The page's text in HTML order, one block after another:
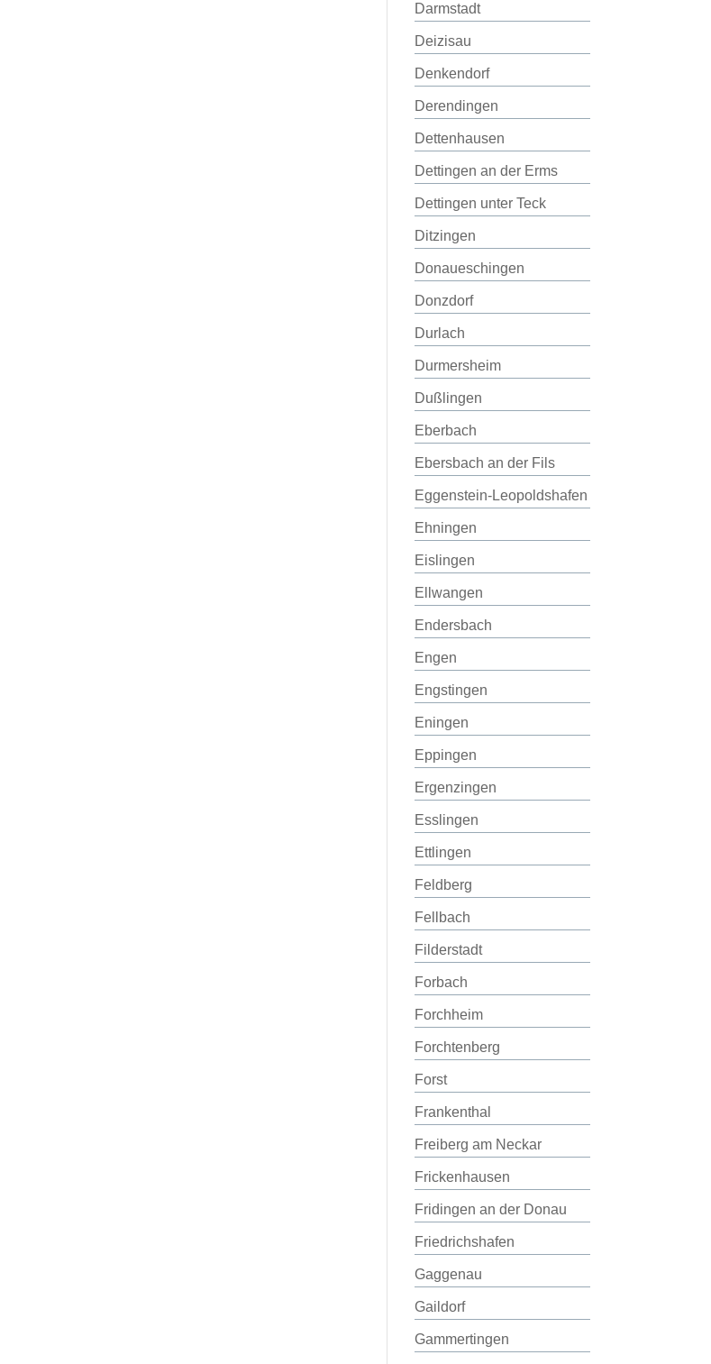
Darmstadt
Deizisau
Denkendorf
Derendingen
Dettenhausen
Dettingen an der Erms
Dettingen unter Teck
Ditzingen
Donaueschingen
Donzdorf
Durlach
Durmersheim
Dußlingen
Eberbach
Ebersbach an der Fils
Eggenstein-Leopoldshafen
Ehningen
Eislingen
Ellwangen
Endersbach
Engen
Engstingen
Eningen
Eppingen
Ergenzingen
Esslingen
Ettlingen
Feldberg
Fellbach
Filderstadt
Forbach
Forchheim
Forchtenberg
Forst
Frankenthal
Freiberg am Neckar
Frickenhausen
Fridingen an der Donau
Friedrichshafen
Gaggenau
Gaildorf
Gammertingen